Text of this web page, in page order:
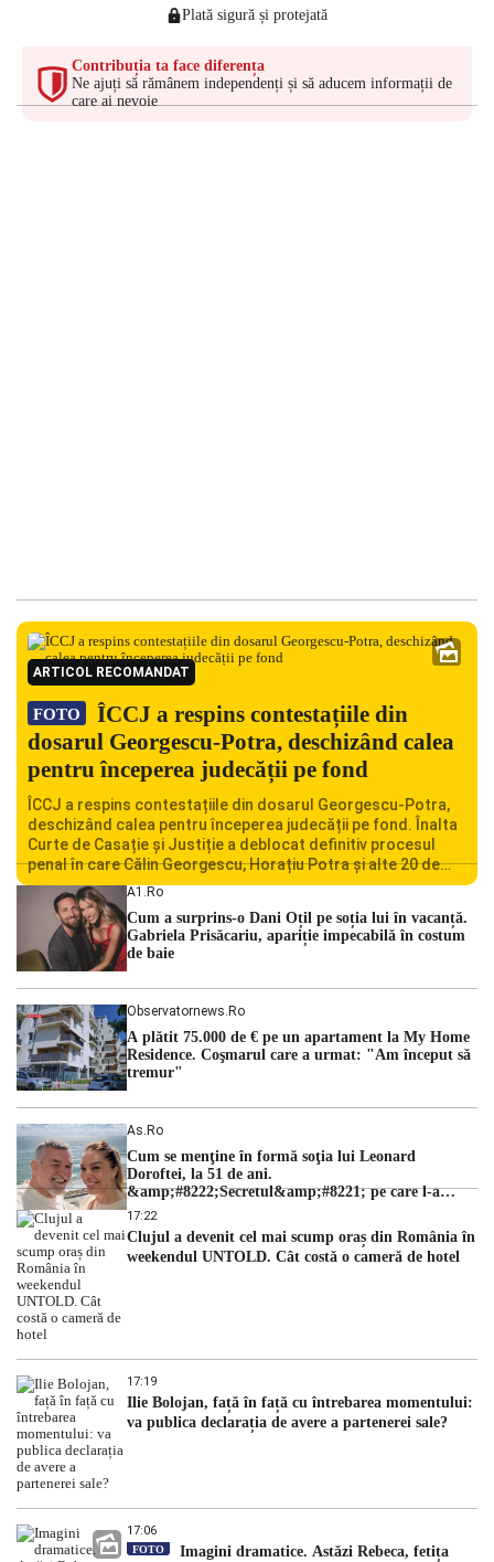
Plată sigură și protejată
Contribuția ta face diferența
Ne ajuți să rămânem independenți și să aducem informații de
care ai nevoie
ARTICOL RECOMANDAT
FOTO
ÎCCJ a respins contestațiile din
dosarul Georgescu-Potra, deschizând calea
pentru începerea judecății pe fond
ÎCCJ a respins contestațiile din dosarul Georgescu-Potra,
deschizând calea pentru începerea judecății pe fond. Înalta
Curte de Casație și Justiție a deblocat definitiv procesul
penal în care Călin Georgescu, Horațiu Potra și alte 20 de
persoane sunt acuzați de acțiuni îndreptate împotriva
ordinii constituționale. În ședința din camera preliminară,
judecătorii de la instanța supremă au […]
A1.ro
Cum a surprins-o Dani Oțil pe soția lui în vacanță.
Gabriela Prisăcariu, apariție impecabilă în costum
de baie
Observatornews.ro
A plătit 75.000 de € pe un apartament la My Home
Residence. Coşmarul care a urmat: "Am început să
tremur"
As.ro
Cum se menţine în formă soţia lui Leonard
Doroftei, la 51 de ani.
&amp;#8222;Secretul&amp;#8221; pe care l-a
dezvăluit
17:22
Clujul a devenit cel mai scump oraș din România în
weekendul UNTOLD. Cât costă o cameră de hotel
17:19
Ilie Bolojan, față în față cu întrebarea momentului:
va publica declarația de avere a partenerei sale?
17:06
FOTO
Imagini dramatice. Astăzi Rebeca, fetița